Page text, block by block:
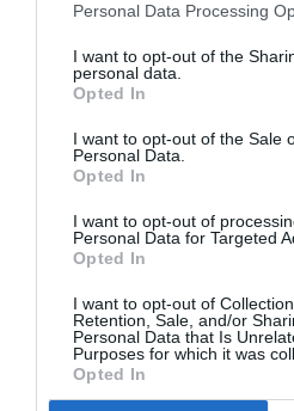
Personal Data Processing
I want to opt-out of the
personal data.
Opted In
I want to opt-out of the Sale
Personal Data.
Opted In
I want to opt-out of
Personal Data for Targeted
Opted In
I want to opt-out of
Retention, Sale, and/or
Personal Data that Is
Purposes for which it was
Opted In
12:00 – 13:00 | Pablo καλώς
Εικαστικό εργαστήριο για
Από τη Δήμητρα
Κεντρική Αυλή
13:00 | Locomondo
Συναυλία
Κεντρική Αυλή
17:00 | Σπύρος Γραμμένος
Συναυλία
Κεντρική Αυλή